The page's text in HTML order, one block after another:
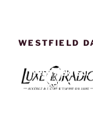
WESTFIELD
Westfifeld sur
Luxeradio